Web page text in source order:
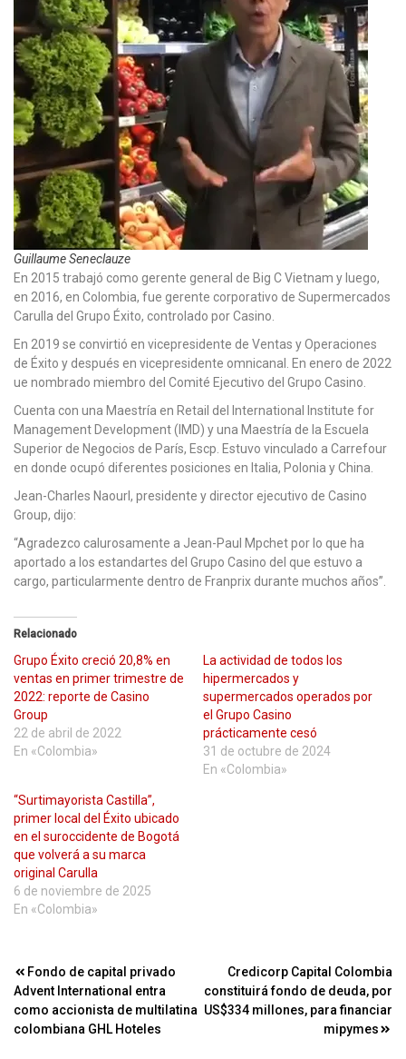
Guillaume Seneclauze
En 2015 trabajó como gerente general de Big C Vietnam y luego,
en 2016, en Colombia, fue gerente corporativo de Supermercados
Carulla del Grupo Éxito, controlado por Casino.
En 2019 se convirtió en vicepresidente de Ventas y Operaciones
de Éxito y después en vicepresidente omnicanal. En enero de 2022
ue nombrado miembro del Comité Ejecutivo del Grupo Casino.
Cuenta con una Maestría en Retail del International Institute for
Management Development (IMD) y una Maestría de la Escuela
Superior de Negocios de París, Escp. Estuvo vinculado a Carrefour
en donde ocupó diferentes posiciones en Italia, Polonia y China.
Jean-Charles NaourI, presidente y director ejecutivo de Casino
Group, dijo:
“Agradezco calurosamente a Jean-Paul Mpchet por lo que ha
aportado a los estandartes del Grupo Casino del que estuvo a
cargo, particularmente dentro de Franprix durante muchos años”.
Relacionado
Grupo Éxito creció 20,8% en
ventas en primer trimestre de
2022: reporte de Casino
Group
22 de abril de 2022
En «Colombia»
La actividad de todos los
hipermercados y
supermercados operados por
el Grupo Casino
prácticamente cesó
31 de octubre de 2024
En «Colombia»
“Surtimayorista Castilla”,
primer local del Éxito ubicado
en el suroccidente de Bogotá
que volverá a su marca
original Carulla
6 de noviembre de 2025
En «Colombia»
Navegación
de
entradas
Fondo de capital privado
Advent International entra
como accionista de multilatina
colombiana GHL Hoteles
Credicorp Capital Colombia
constituirá fondo de deuda, por
US$334 millones, para financiar
mipymes